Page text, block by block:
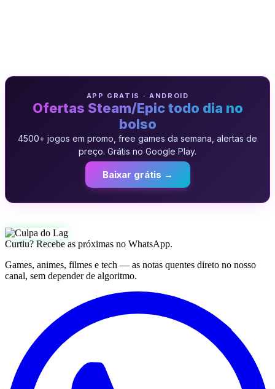
APP GRATIS · ANDROID
Ofertas Steam/Epic todo dia no
bolso
4500+ jogos em promo, free games da semana, alertas de
preço. Grátis no Google Play.
Baixar grátis →
Curtiu? Recebe as próximas no WhatsApp.
Games, animes, filmes e tech — as notas quentes direto no nosso
canal, sem depender de algoritmo.